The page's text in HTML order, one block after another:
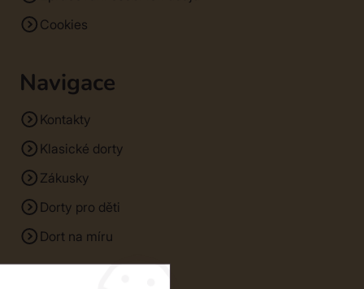
Cookies
Navigace
Kontakty
Klasické dorty
Zákusky
Dorty pro děti
Dort na míru